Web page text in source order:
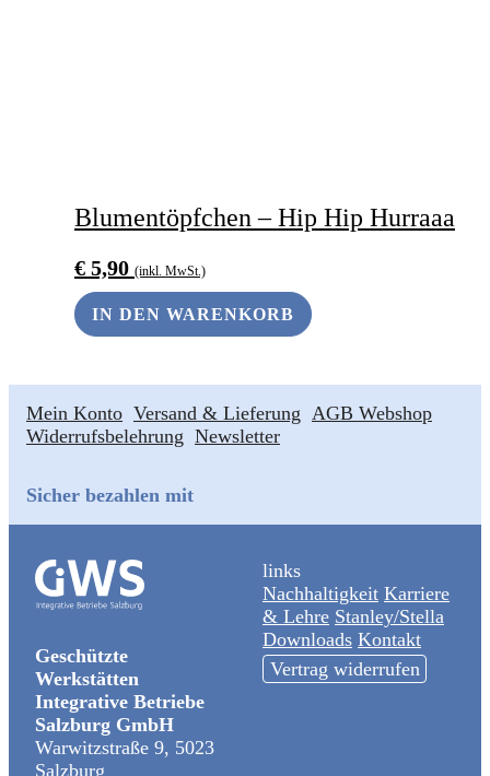
Blumentöpfchen – Hip Hip Hurraaa
€ 5,90 (inkl. MwSt.)
IN DEN WARENKORB
Mein Konto Versand & Lieferung AGB Webshop
Widerrufsbelehrung Newsletter
Sicher bezahlen mit
Geschützte
Werkstätten
Integrative Betriebe
Salzburg GmbH
Warwitzstraße 9, 5023
Salzburg
links
Nachhaltigkeit Karriere
& Lehre Stanley/Stella
Downloads Kontakt
Vertrag widerrufen